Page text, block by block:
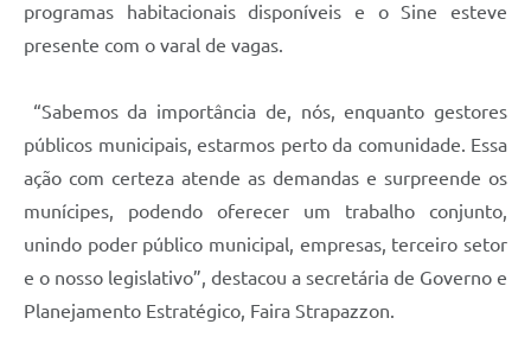
programas habitacionais disponíveis e o Sine esteve
presente com o varal de vagas.
“Sabemos da importância de, nós, enquanto gestores
públicos municipais, estarmos perto da comunidade. Essa
ação com certeza atende as demandas e surpreende os
munícipes, podendo oferecer um trabalho conjunto,
unindo poder público municipal, empresas, terceiro setor
e o nosso legislativo”, destacou a secretária de Governo e
Planejamento Estratégico, Faira Strapazzon.